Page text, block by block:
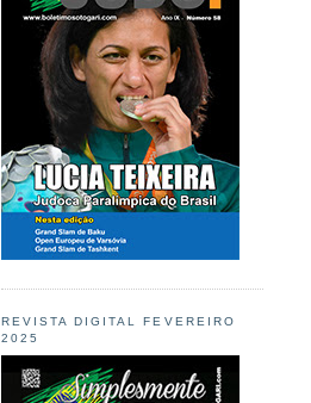
REVISTA DIGITAL FEVEREIRO
2025